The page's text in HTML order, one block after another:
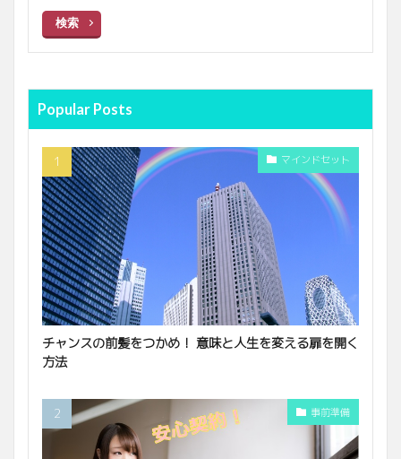
検索
Popular Posts
マインドセット
チャンスの前髪をつかめ！ 意味と人生を変える扉を開く
方法
事前準備